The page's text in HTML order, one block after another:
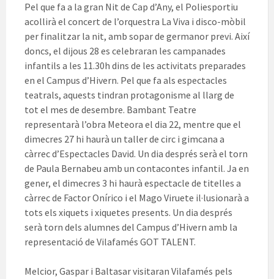
Pel que fa a la gran Nit de Cap d’Any, el Poliesportiu
acollirà el concert de l’orquestra La Viva i disco-mòbil
per finalitzar la nit, amb sopar de germanor previ. Així
doncs, el dijous 28 es celebraran les campanades
infantils a les 11.30h dins de les activitats preparades
en el Campus d’Hivern. Pel que fa als espectacles
teatrals, aquests tindran protagonisme al llarg de
tot el mes de desembre. Bambant Teatre
representarà l’obra Meteora el dia 22, mentre que el
dimecres 27 hi haurà un taller de circ i gimcana a
càrrec d’Espectacles David. Un dia després serà el torn
de Paula Bernabeu amb un contacontes infantil. Ja en
gener, el dimecres 3 hi haurà espectacle de titelles a
càrrec de Factor Onírico i el Mago Viruete il·lusionarà a
tots els xiquets i xiquetes presents. Un dia després
serà torn dels alumnes del Campus d’Hivern amb la
representació de Vilafamés GOT TALENT.
Melcior, Gaspar i Baltasar visitaran Vilafamés pels